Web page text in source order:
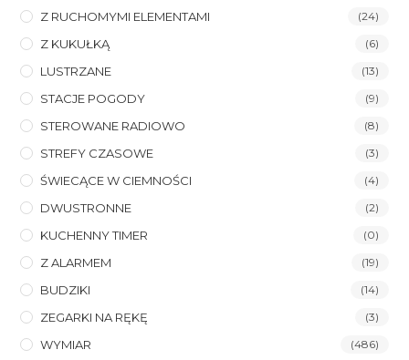
Z RUCHOMYMI ELEMENTAMI (24)
Z KUKUŁKĄ (6)
LUSTRZANE (13)
STACJE POGODY (9)
STEROWANE RADIOWO (8)
STREFY CZASOWE (3)
ŚWIECĄCE W CIEMNOŚCI (4)
DWUSTRONNE (2)
KUCHENNY TIMER (0)
Z ALARMEM (19)
BUDZIKI (14)
ZEGARKI NA RĘKĘ (3)
WYMIAR (486)